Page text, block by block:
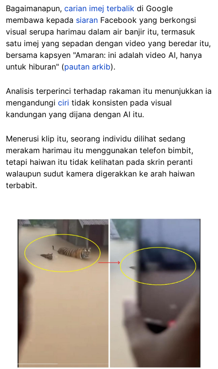
Bagaimanapun, carian imej terbalik di Google
membawa kepada siaran Facebook yang berkongsi
visual serupa harimau dalam air banjir itu, termasuk
satu imej yang sepadan dengan video yang beredar itu,
bersama kapsyen "Amaran: ini adalah video AI, hanya
untuk hiburan" (pautan arkib).
Analisis terperinci terhadap rakaman itu menunjukkan ia
mengandungi ciri tidak konsisten pada visual
kandungan yang dijana dengan AI itu.
Menerusi klip itu, seorang individu dilihat sedang
merakam harimau itu menggunakan telefon bimbit,
tetapi haiwan itu tidak kelihatan pada skrin peranti
walaupun sudut kamera digerakkan ke arah haiwan
terbabit.
Image